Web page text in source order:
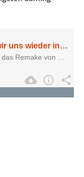
wieder in „Half-Life“